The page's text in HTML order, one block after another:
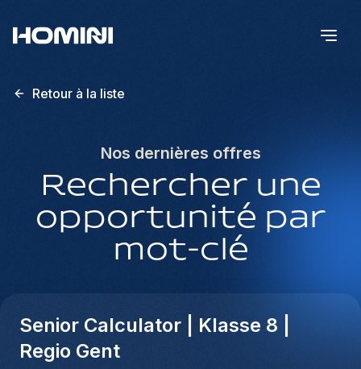
Retour à la liste
Nos dernières offres
Rechercher une
opportunité par
mot-clé
Senior Calculator | Klasse 8 |
Regio Gent